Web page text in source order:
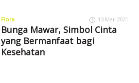
Flora 13 Mar 2021
Bunga Mawar, Simbol Cinta
yang Bermanfaat bagi
Kesehatan